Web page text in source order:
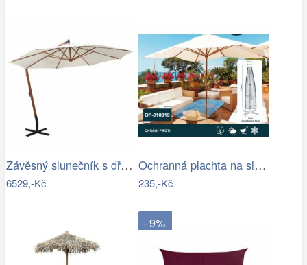
Závěsný slunečník s dřevěnou tyčí Ø 350…
6529,-Kč
Ochranná plachta na slunečník 200-300 cm
235,-Kč
- 9%